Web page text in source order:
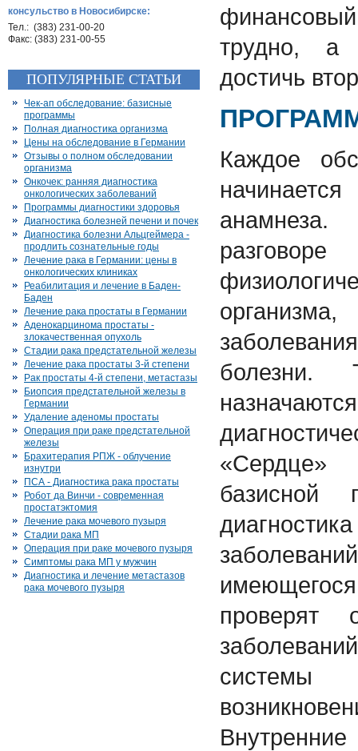
консульство в Новосибирске:
Тел.: (383) 231-00-20
Факс: (383) 231-00-55
ПОПУЛЯРНЫЕ СТАТЬИ
Чек-ап обследование: базисные
программы
Полная диагностика организма
Цены на обследование в Германии
Отзывы о полном обследовании
организма
Онкочек: ранняя диагностика
онкологических заболеваний
Программы диагностики здоровья
Диагностика болезней печени и почек
Диагностика болезни Альцгеймера -
продлить сознательные годы
Лечение рака в Германии: цены в
онкологических клиниках
Реабилитация и лечение в Баден-
Баден
Лечение рака простаты в Германии
Аденокарцинома простаты -
злокачественная опухоль
Стадии рака предстательной железы
Лечение рака простаты 3-й степени
Рак простаты 4-й степени, метастазы
Биопсия предстательной железы в
Германии
Удаление аденомы простаты
Операция при раке предстательной
железы
Брахитерапия РПЖ - облучение
изнутри
ПСА - Диагностика рака простаты
Робот да Винчи - современная
простатэктомия
Лечение рака мочевого пузыря
Стадии рака МП
Операция при раке мочевого пузыря
Симптомы рака МП у мужчин
Диагностика и лечение метастазов
рака мочевого пузыря
трудно, а
достичь
Каждое
болезни.
«Сердце»
базисной
проверят